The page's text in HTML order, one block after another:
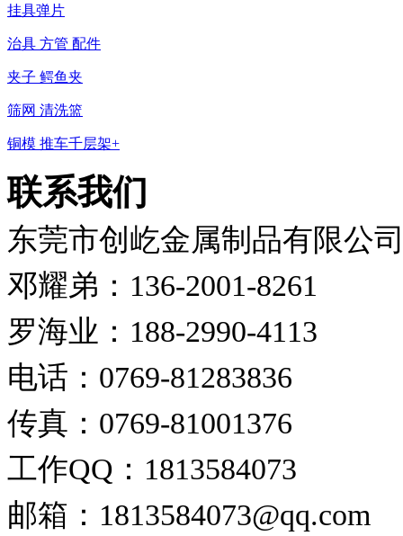
挂具弹片
治具 方管 配件
夹子 鳄鱼夹
筛网 清洗篮
铜模 推车千层架+
联系我们
东莞市创屹金属制品有限公
邓耀弟：136-2001-8261
罗海业：188-2990-4113
电话：0769-81283836
传真：0769-81001376
工作QQ：1813584073
邮箱：1813584073@qq.com